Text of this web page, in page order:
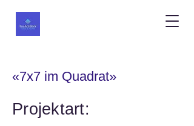
«7x7 im Quadrat»
Projektart: